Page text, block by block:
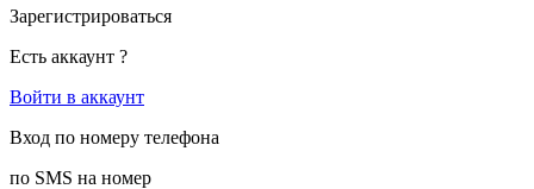
Зарегистрироваться
Есть аккаунт ?
Войти в аккаунт
Вход по номеру телефона
по SMS на номер